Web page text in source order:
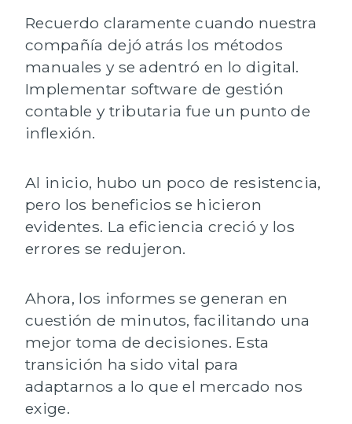
Recuerdo claramente cuando nuestra
compañía dejó atrás los métodos
manuales y se adentró en lo digital.
Implementar software de gestión
contable y tributaria fue un punto de
inflexión.
Al inicio, hubo un poco de resistencia,
pero los beneficios se hicieron
evidentes. La eficiencia creció y los
errores se redujeron.
Ahora, los informes se generan en
cuestión de minutos, facilitando una
mejor toma de decisiones. Esta
transición ha sido vital para
adaptarnos a lo que el mercado nos
exige.